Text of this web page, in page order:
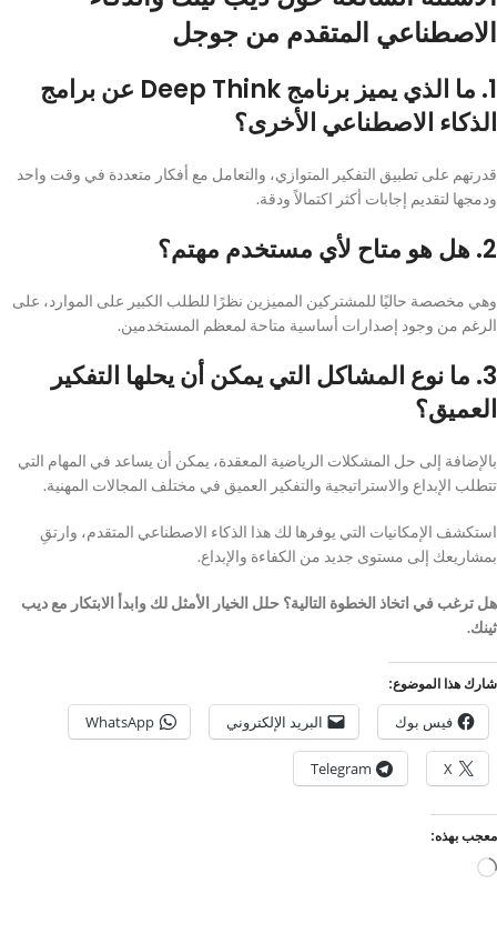
الاصطناعي المتقدم من جوجل
1. ما الذي يميز برنامج Deep Think عن برامج
الذكاء الاصطناعي الأخرى؟
قدرتهم على تطبيق التفكير المتوازي، والتعامل مع أفكار متعددة في وقت واحد
ودمجها لتقديم إجابات أكثر اكتمالاً ودقة.
2. هل هو متاح لأي مستخدم مهتم؟
وهي مخصصة حاليًا للمشتركين المميزين نظرًا للطلب الكبير على الموارد، على
الرغم من وجود إصدارات أساسية متاحة لمعظم المستخدمين.
3. ما نوع المشاكل التي يمكن أن يحلها التفكير
العميق؟
بالإضافة إلى حل المشكلات الرياضية المعقدة، يمكن أن يساعد في المهام التي
تتطلب الإبداع والاستراتيجية والتفكير العميق في مختلف المجالات المهنية.
استكشف الإمكانيات التي يوفرها لك هذا الذكاء الاصطناعي المتقدم، وارتقِ
بمشاريعك إلى مستوى جديد من الكفاءة والإبداع.
هل ترغب في اتخاذ الخطوة التالية؟ حلل الخيار الأمثل لك وابدأ الابتكار مع ديب
ثينك.
شارك هذا الموضوع:
فيس بوك البريد الإلكتروني WhatsApp
X
Telegram
معجب بهذه: